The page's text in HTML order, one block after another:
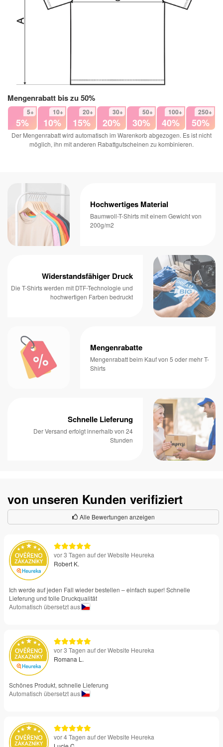
Mengenrabatt bis zu 50%
5+
5%
10+
10%
20+
15%
30+
20%
50+
30%
100+
40%
250+
50%
Der Mengenrabatt wird automatisch im Warenkorb abgezogen. Es ist nicht
möglich, ihn mit anderen Rabattgutscheinen zu kombinieren.
Hochwertiges Material
Baumwoll-T-Shirts mit einem Gewicht von
200g/m2
Widerstandsfähiger Druck
Die T-Shirts werden mit DTF-Technologie und
hochwertigen Farben bedruckt
Mengenrabatte
Mengenrabatt beim Kauf von 5 oder mehr T-
Shirts
Schnelle Lieferung
Der Versand erfolgt innerhalb von 24
Stunden
von unseren Kunden verifiziert
Alle Bewertungen anzeigen
vor 3 Tagen auf der Website Heureka
Robert K.
Ich werde auf jeden Fall wieder bestellen – einfach super! Schnelle
Lieferung und tolle Druckqualität
Automatisch übersetzt aus
vor 3 Tagen auf der Website Heureka
Romana L.
Schönes Produkt, schnelle Lieferung
Automatisch übersetzt aus
vor 4 Tagen auf der Website Heureka